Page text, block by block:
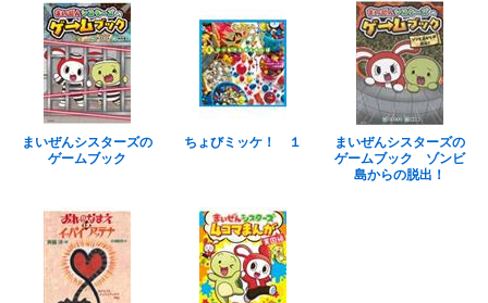
まいぜんシスターズの
ゲームブック
ちょびミッケ！ １
まいぜんシスターズの
ゲームブック ゾンビ
島からの脱出！